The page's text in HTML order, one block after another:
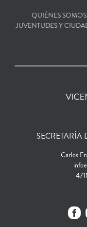
QUIÉNES SOMOS
JUVENTUDES Y
SECRETARÍA
Carlos